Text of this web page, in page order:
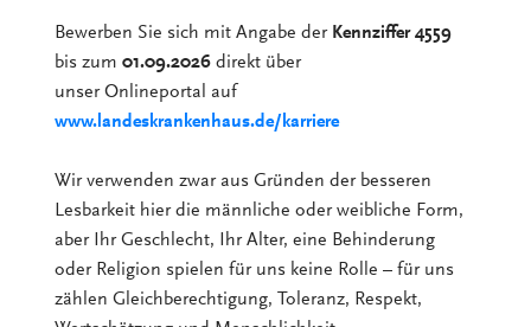
Bewerben Sie sich mit Angabe der Kennziffer 4559
bis zum01.09.2026 direkt über
unser Onlineportal auf
www.landeskrankenhaus.de/karriere
Wir verwenden zwar aus Gründen der besseren
Lesbarkeit hier die männliche oder weibliche Form,
aber Ihr Geschlecht, Ihr Alter, eine Behinderung
oder Religion spielen für uns keine Rolle – für uns
zählen Gleichberechtigung, Toleranz, Respekt,